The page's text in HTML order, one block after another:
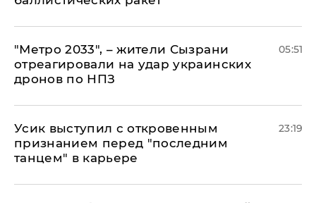
"Метро 2033", – жители Сызрани
отреагировали на удар украинских
дронов по НПЗ
05:51
Усик выступил с откровенным
признанием перед "последним
танцем" в карьере
23:19